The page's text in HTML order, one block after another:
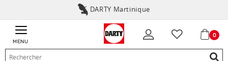
DARTY Martinique
MENU
0